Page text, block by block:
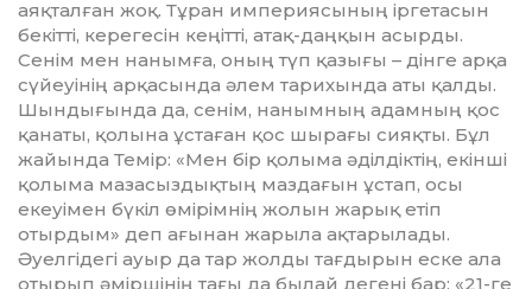
аяқталған жоқ. Тұран импе­риясының іргетасын
бекітті, кере­гесін кеңітті, атақ-даңқын асырды.
Сенім мен нанымға, оның түп қа­зығы – дінге арқа
сүйеуінің арқа­сында әлем тарихында аты қалды.
Шындығында да, сенім, нанымның адамның қос
қанаты, қолына ұстаған қос шырағы сияқты. Бұл
жайында Темір: «Мен бір қолыма әділдіктің, екінші
қолыма мазасыздықтың маздағын ұстап, осы
екеуімен бүкіл өмірімнің жолын жарық етіп
отырдым» деп ағынан жарыла ақтарылады.
Әуелгідегі ауыр да тар жолды тағ­дырын еске ала
отырып әміршінің тағы да былай дегені бар: «21-ге